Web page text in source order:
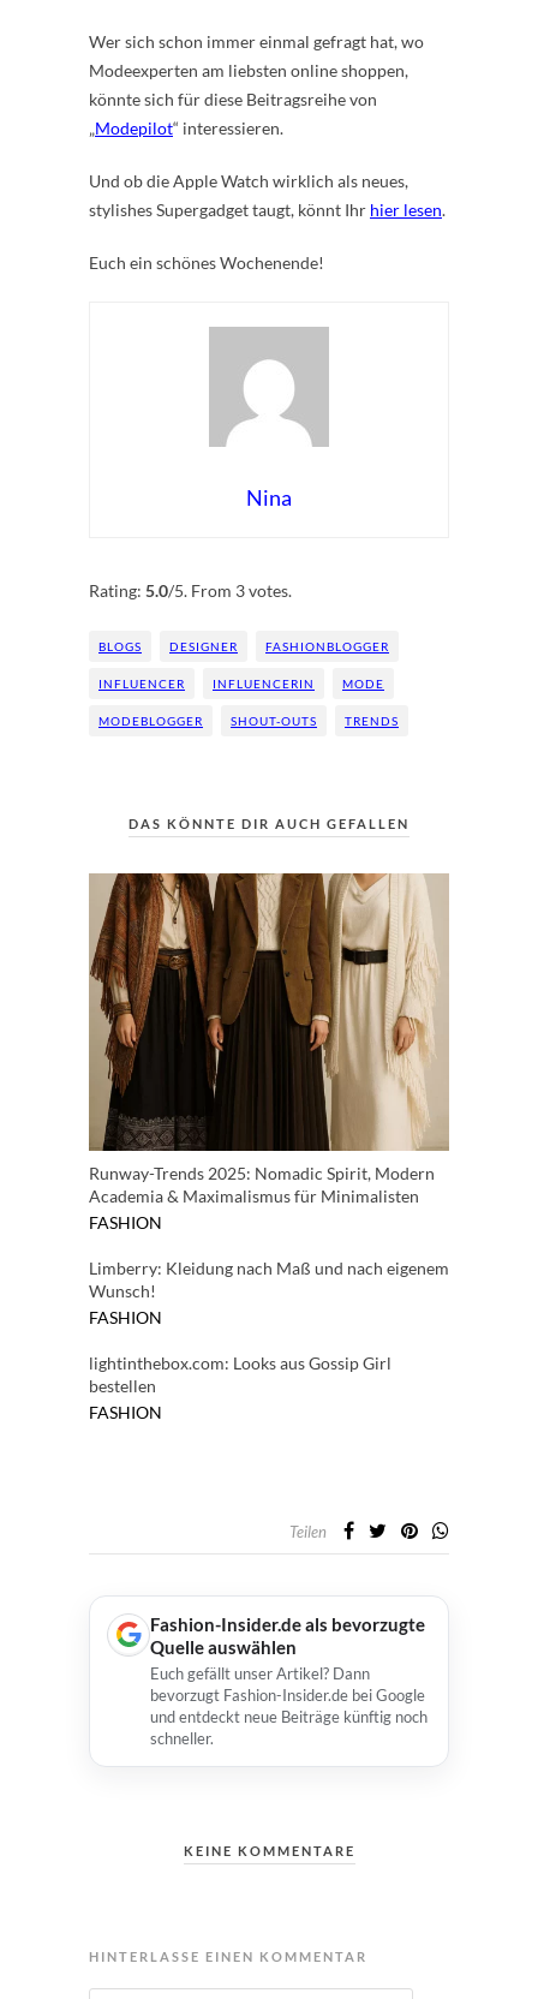
Wer sich schon immer einmal gefragt hat, wo
Modeexperten am liebsten online shoppen,
könnte sich für diese Beitragsreihe von
„Modepilot“ interessieren.
Und ob die Apple Watch wirklich als neues,
stylishes Supergadget taugt, könnt Ihr hier lesen.
Euch ein schönes Wochenende!
Nina
Rating: 5.0/5. From 3 votes.
BLOGS DESIGNER FASHIONBLOGGER
INFLUENCER INFLUENCERIN MODE
MODEBLOGGER SHOUT-OUTS TRENDS
DAS KÖNNTE DIR AUCH GEFALLEN
Runway-Trends 2025: Nomadic Spirit, Modern
Academia & Maximalismus für Minimalisten
FASHION
Limberry: Kleidung nach Maß und nach eigenem
Wunsch!
FASHION
lightinthebox.com: Looks aus Gossip Girl
bestellen
FASHION
Teilen
Fashion-Insider.de als bevorzugte
Quelle auswählen
Euch gefällt unser Artikel? Dann
bevorzugt Fashion-Insider.de bei Google
und entdeckt neue Beiträge künftig noch
schneller.
KEINE KOMMENTARE
HINTERLASSE EINEN KOMMENTAR